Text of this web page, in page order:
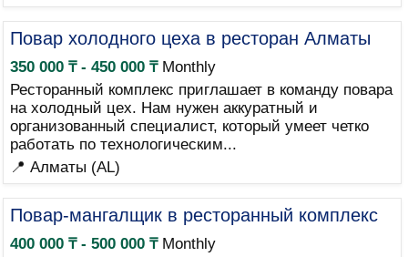
Повар холодного цеха в ресторан Алматы
350 000 ₸ - 450 000 ₸Monthly
Ресторанный комплекс приглашает в команду повара
на холодный цех. Нам нужен аккуратный и
организованный специалист, который умеет четко
работать по технологическим...
📍 Алматы (AL)
Повар-мангалщик в ресторанный комплекс
400 000 ₸ - 500 000 ₸Monthly